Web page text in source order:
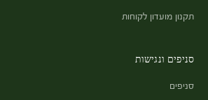
תקנון מועדון לקוחות
סניפים ונגישות
סניפים